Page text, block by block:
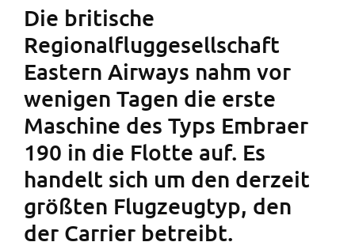
Die britische
Regionalfluggesellschaft
Eastern Airways nahm vor
wenigen Tagen die erste
Maschine des Typs Embraer
190 in die Flotte auf. Es
handelt sich um den derzeit
größten Flugzeugtyp, den
der Carrier betreibt.